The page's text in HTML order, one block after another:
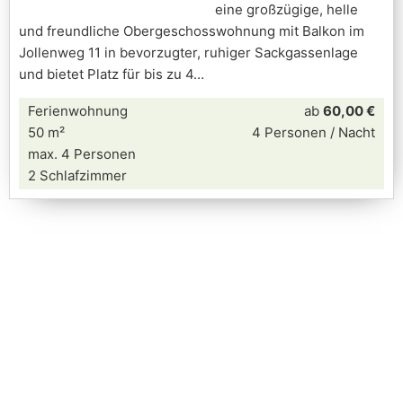
eine großzügige, helle
und freundliche Obergeschosswohnung mit Balkon im
Jollenweg 11 in bevorzugter, ruhiger Sackgassenlage
und bietet Platz für bis zu 4
Ferienwohnung
50 m²
max. 4 Personen
2 Schlafzimmer
ab 60,00 €
4 Personen / Nacht